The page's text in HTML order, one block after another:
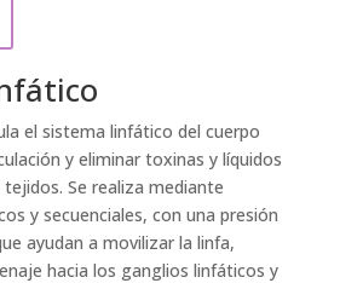
el sistema linfático del cuerpo
y eliminar toxinas y líquidos
Se realiza mediante
y secuenciales, con una presión
ayudan a movilizar la linfa,
hacia los ganglios linfáticos y